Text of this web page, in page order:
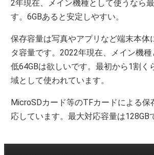
2年現在、メイン機種として使うなら
す。6GBあると安定しやすい。
保存容量は写真やアプリなど端末本体
タ容量です。2022年現在、メイン機
低64GBは欲しいです。最初から1割く
域として使われています。
MicroSDカード等のTFカードによる保
応しています。最大対応容量は128GB